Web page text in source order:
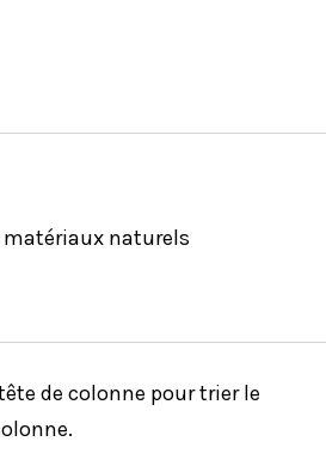
matériaux naturels
de colonne pour trier le